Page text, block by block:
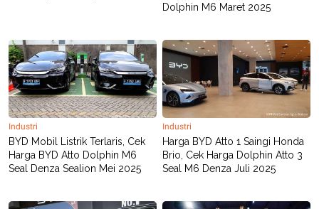
Dolphin M6 Maret 2025
Industri
BYD Mobil Listrik Terlaris, Cek
Harga BYD Atto Dolphin M6
Seal Denza Sealion Mei 2025
Industri
Harga BYD Atto 1 Saingi Honda
Brio, Cek Harga Dolphin Atto 3
Seal M6 Denza Juli 2025